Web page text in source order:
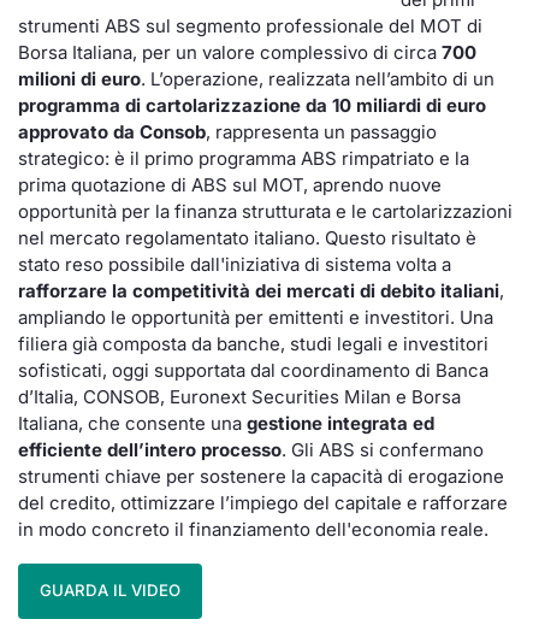
strumenti ABS sul segmento professionale del MOT di
Borsa Italiana, per un valore complessivo di circa 700
milioni di euro. L’operazione, realizzata nell’ambito di un
programma di cartolarizzazione da 10 miliardi di euro
approvato da Consob, rappresenta un passaggio
strategico: è il primo programma ABS rimpatriato e la
prima quotazione di ABS sul MOT, aprendo nuove
opportunità per la finanza strutturata e le cartolarizzazioni
nel mercato regolamentato italiano. Questo risultato è
stato reso possibile dall'iniziativa di sistema volta a
rafforzare la competitività dei mercati di debito italiani,
ampliando le opportunità per emittenti e investitori. Una
filiera già composta da banche, studi legali e investitori
sofisticati, oggi supportata dal coordinamento di Banca
d’Italia, CONSOB, Euronext Securities Milan e Borsa
Italiana, che consente una gestione integrata ed
efficiente dell’intero processo. Gli ABS si confermano
strumenti chiave per sostenere la capacità di erogazione
del credito, ottimizzare l’impiego del capitale e rafforzare
in modo concreto il finanziamento dell'economia reale.
GUARDA IL VIDEO